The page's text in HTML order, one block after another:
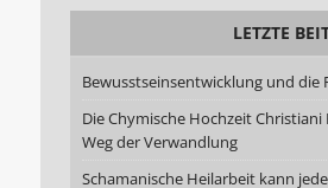
LETZTE
Bewusstseinsentwicklung und die
Die Chymische Hochzeit
Weg der Verwandlung
Schamanische Heilarbeit kann